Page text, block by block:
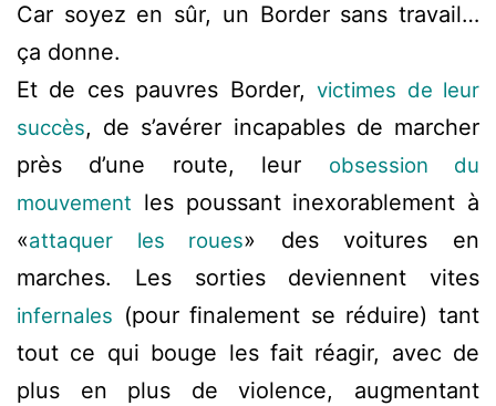
Car soyez en sûr, un Border sans travail…
ça donne.
Et de ces pauvres Border,victimes de leur
succès, de s’avérer incapables de marcher
près d’une route, leur obsession du
mouvement les poussant inexorablement à
«attaquer les roues» des voitures en
marches. Les sorties deviennent vites
infernales (pour finalement se réduire) tant
tout ce qui bouge les fait réagir, avec de
plus en plus de violence, augmentant